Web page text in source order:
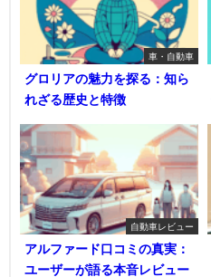
車・自動車
グロリアの魅力を探る：知ら
れざる歴史と特徴
自動車レビュー
アルファード口コミの真実：
ユーザーが語る本音レビュー